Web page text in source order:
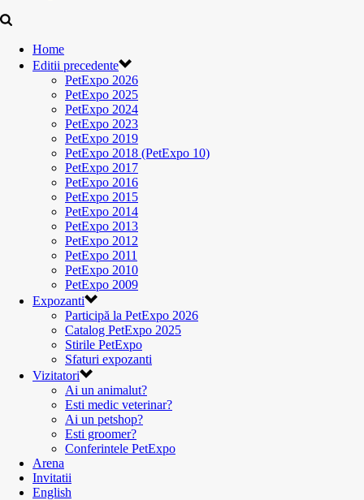
Home
Editii precedente
PetExpo 2026
PetExpo 2025
PetExpo 2024
PetExpo 2023
PetExpo 2019
PetExpo 2018 (PetExpo 10)
PetExpo 2017
PetExpo 2016
PetExpo 2015
PetExpo 2014
PetExpo 2013
PetExpo 2012
PetExpo 2011
PetExpo 2010
PetExpo 2009
Expozanti
Participă la PetExpo 2026
Catalog PetExpo 2025
Stirile PetExpo
Sfaturi expozanti
Vizitatori
Ai un animalut?
Esti medic veterinar?
Ai un petshop?
Esti groomer?
Conferintele PetExpo
Arena
Invitatii
English